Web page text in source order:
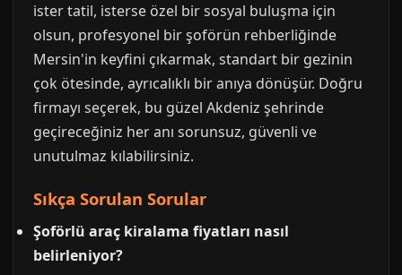
ister tatil, isterse özel bir sosyal buluşma için
olsun, profesyonel bir şoförün rehberliğinde
Mersin'in keyfini çıkarmak, standart bir gezinin
çok ötesinde, ayrıcalıklı bir anıya dönüşür. Doğru
firmayı seçerek, bu güzel Akdeniz şehrinde
geçireceğiniz her anı sorunsuz, güvenli ve
unutulmaz kılabilirsiniz.
Sıkça Sorulan Sorular
Şoförlü araç kiralama fiyatları nasıl
belirleniyor?